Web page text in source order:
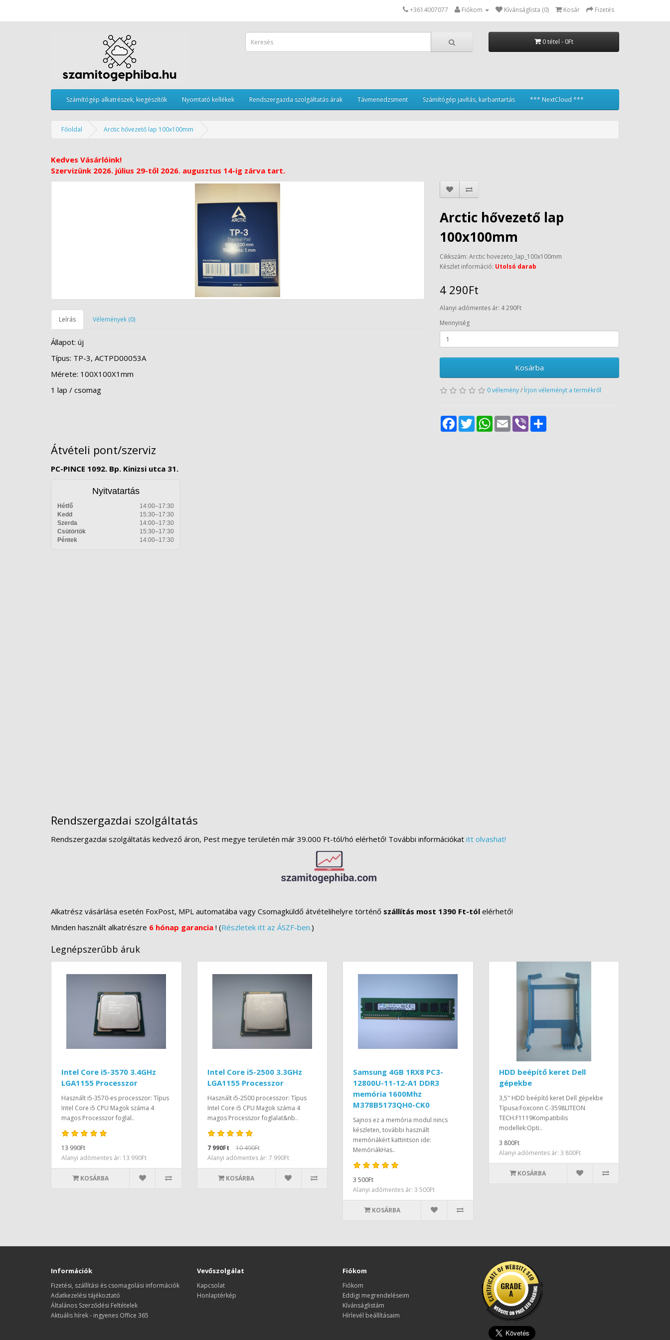
+3614007077 Fiókom Kívánságlista (0) Kosár Fizetés
0 tétel - 0Ft
Számítógép alkatrészek, kiegészítők Nyomtató kellékek Rendszergazda szolgáltatás árak Távmenedzsment Számítógép javítás, karbantartás *** NextCloud ***
Főoldal Arctic hővezető lap 100x100mm
Kedves Vásárlóink!
Szervizünk 2026. július 29-től 2026. augusztus 14-ig zárva tart.
Leírás Vélemények (0)
Állapot: új
Típus: TP-3, ACTPD00053A
Mérete: 100X100X1mm
1 lap / csomag
Arctic hővezető lap
100x100mm
Cikkszám: Arctic hovezeto_lap_100x100mm
Készlet információ: Utolsó darab
4 290Ft
Alanyi adómentes ár: 4 290Ft
Mennyiség
Kosárba
0 vélemény/ Írjon véleményt a termékről
FacebookTwitter WhatsApp
Email Viber
Átvételi pont/szerviz
PC-PINCE 1092. Bp. Kinizsi utca 31.
Nyitvatartás
Hétfő
14:00–17:30
Kedd
15:30–17:30
Szerda
14:00–17:30
Csütörtök
15:30–17:30
Péntek
14:00–17:30
Rendszergazdai szolgáltatás
Rendszergazdai szolgáltatás kedvező áron, Pest megye területén már 39.000 Ft-tól/hó elérhető! További információkat itt olvashat!
Alkatrész vásárlása esetén FoxPost, MPL automatába vagy Csomagküldő átvételihelyre történő szállítás most 1390 Ft-tól elérhető!
Minden használt alkatrészre 6 hónap garancia ! (Részletek itt az ÁSZF-ben.)
Legnépszerűbb áruk
Intel Core i5-3570 3.4GHz
LGA1155 Processzor
Használt i5-3570-es processzor: Típus
Intel Core i5 CPU Magok száma 4
magos Processzor foglal..
13 990Ft
Alanyi adómentes ár: 13 990Ft
KOSÁRBA
Intel Core i5-2500 3.3GHz
LGA1155 Processzor
Használt i5-2500 processzor: Típus
Intel Core i5 CPU Magok száma 4
magos Processzor foglalat&nb..
7 990Ft
10 490Ft
Alanyi adómentes ár: 7 990Ft
KOSÁRBA
Samsung 4GB 1RX8 PC3-
12800U-11-12-A1 DDR3
memória 1600Mhz
M378B5173QH0-CK0
Sajnos ez a memória modul nincs
készleten, további használt
memóriákért kattintson ide:
MemóriákHas..
3 500Ft
Alanyi adómentes ár: 3 500Ft
KOSÁRBA
HDD beépítő keret Dell
gépekbe
3,5" HDD beépítő keret Dell gépekbe
Típusa:Foxconn C-3598LITEON
TECH.F1119Kompatibilis
modellek:Opti..
3 800Ft
Alanyi adómentes ár: 3 800Ft
KOSÁRBA
Információk
Fizetési, szállítási és csomagolási információk
Adatkezelési tájékoztató
Általános Szerződési Feltételek
Aktuális hírek - ingyenes Office 365
Vevőszolgálat
Kapcsolat
Honlaptérkép
Fiókom
Fiókom
Eddigi megrendeléseim
Kívánságlistám
Hírlevél beállításaim